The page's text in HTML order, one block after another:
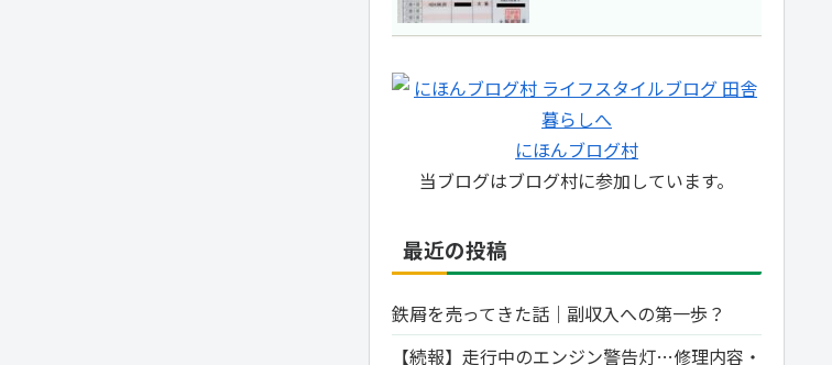
にほんブログ村
当ブログはブログ村に参加しています。
最近の投稿
鉄屑を売ってきた話｜副収入への第一歩？
【続報】走行中のエンジン警告灯…修理内容・